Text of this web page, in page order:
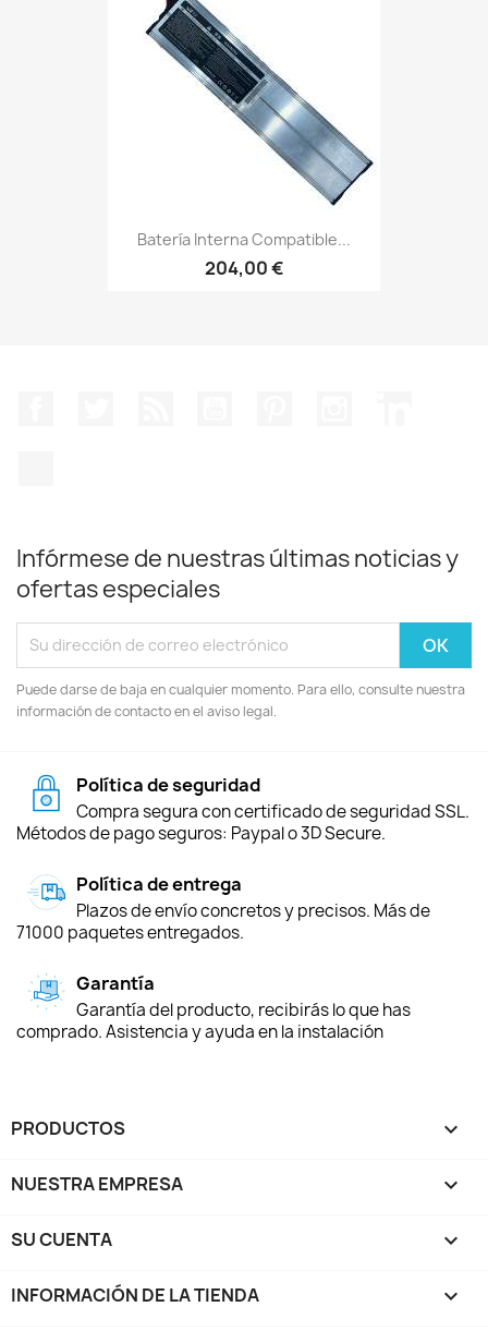
Batería Interna Compatible...
204,00 €
Infórmese de nuestras últimas noticias y
ofertas especiales
Puede darse de baja en cualquier momento. Para ello, consulte nuestra
información de contacto en el aviso legal.
Política de seguridad
Compra segura con certificado de seguridad SSL.
Métodos de pago seguros: Paypal o 3D Secure.
Política de entrega
Plazos de envío concretos y precisos. Más de
71000 paquetes entregados.
Garantía
Garantía del producto, recibirás lo que has
comprado. Asistencia y ayuda en la instalación
PRODUCTOS 
NUESTRA EMPRESA 
SU CUENTA 
INFORMACIÓN DE LA TIENDA keyboard_arrow_down